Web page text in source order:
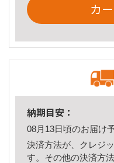
カ
納期目安：
08月13日頃のお届け
決済方法が、クレジ
す。その他の決済方